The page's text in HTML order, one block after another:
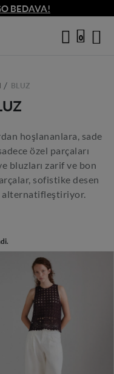
BEDAVA!
0
BLUZ
hoşlananlara, sade
özel parçaları
bluzları zarif ve bon
sofistike desen
alternatifleştiriyor.